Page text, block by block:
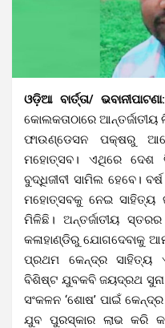
ଓଡ଼ିଆ ବାର୍ତ୍ତା/ ଭବାନୀପାଟଣା:
କୋଲକତାଠାରେ
ଫାଉଣ୍ଡେସନ ପକ୍ଷରୁ
ମହୋତ୍ସବ। ଏଥିରେ
ବୁଦ୍ଧିଜୀବୀ ସାମିଲ ହେବେ।
ମହୋତ୍ସବକୁ ନେଇ ସାହିତ୍ୟ
ମିଳିଛି। ଅନ୍ତର୍ଜାତୀୟ
କଳାହାଣ୍ଡିରୁ ଯୋଗଦେବାକୁ
ପ୍ରଥମ କେନ୍ଦ୍ର ସାହିତ୍ୟ
ବିଶିଷ୍ଟ ଯୁବକବି ଜୟଦ୍ରଥ
ସଂକଳନ ‘ଶୋଷ’ ପାଇଁ
ଯୁବ ପୁରସ୍କାର ଲାଭ କରି